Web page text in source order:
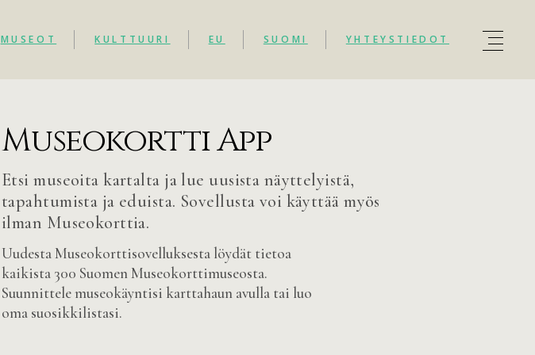
MUSEOT KULTTUURI EU SUOMI YHTEYSTIEDOT
Museokortti App
Etsi museoita kartalta ja lue uusista näyttelyistä,
tapahtumista ja eduista. Sovellusta voi käyttää myös
ilman Museokorttia.
Uudesta Museokorttisovelluksesta löydät tietoa
kaikista 300 Suomen Museokorttimuseosta.
Suunnittele museokäyntisi karttahaun avulla tai luo
oma suosikkilistasi.